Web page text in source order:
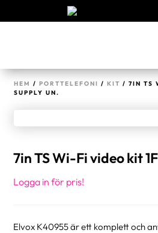
HEM /PORTTELEFONI /KIT / 7IN TS
SUPPLY UN.
7in TS Wi-Fi video kit
Logga in för pris!
Elvox K40955 är ett komplett och